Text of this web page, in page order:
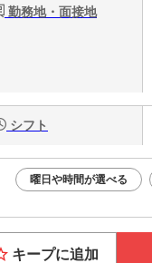
勤務地・面接地
シフト
曜日や時間が選べる
キープに追加